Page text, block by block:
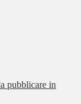
pubblicare in